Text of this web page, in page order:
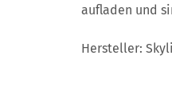
aufladen und
Hersteller: